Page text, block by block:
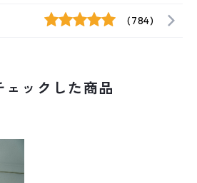
(784)
ェックした商品